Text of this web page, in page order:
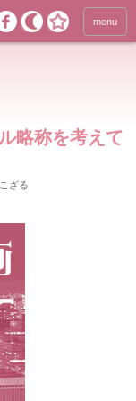
menu
略称を考えて
こざる